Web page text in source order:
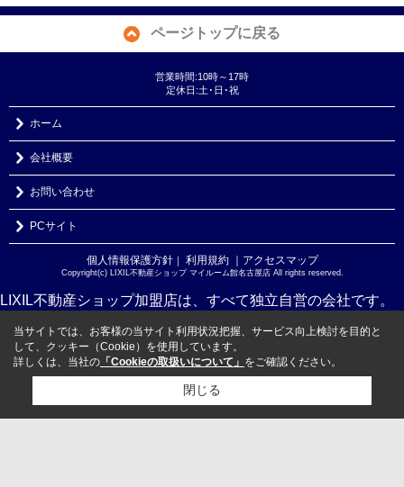
ページトップに戻る
営業時間:10時～17時
定休日:土･日･祝
ホーム
会社概要
お問い合わせ
PCサイト
個人情報保護方針｜ 利用規約 ｜アクセスマップ
Copyright(c) LIXIL不動産ショップ マイルーム館名古屋店 All rights reserved.
LIXIL不動産ショップ加盟店は、すべて独立自営の会社です。
当サイトでは、お客様の当サイト利用状況把握、サービス向上検討を目的と
して、クッキー（Cookie）を使用しています。
詳しくは、当社の 「Cookieの取扱いについて」 をご確認ください。
閉じる